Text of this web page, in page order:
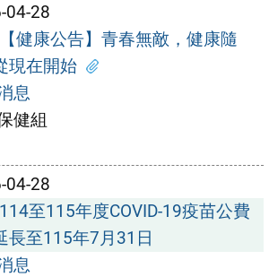
04-28
【健康公告】青春無敵，健康隨
現在開始
息
健組
04-28
114至115年度COVID-19疫苗公費
長至115年7月31日
息